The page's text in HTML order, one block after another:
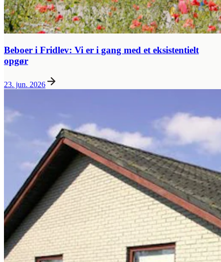
Beboer i Fridlev: Vi er i gang med et eksistentielt
opgør
23. jun. 2026